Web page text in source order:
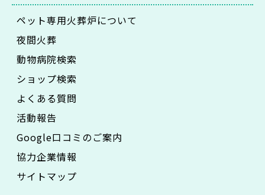
ペット専用火葬炉について
夜間火葬
動物病院検索
ショップ検索
よくある質問
活動報告
Google口コミのご案内
協力企業情報
サイトマップ